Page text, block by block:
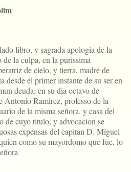
libro, y sagrada apologia de la
la culpa, en la purissima
de cielo, y tierra, madre de
desde el primer instante de su ser en
deuda; en su dia octavo de
Antonio Ramirez, professo de la
de la misma señora, y casa del
de cuyo titulo, y advocacion se
expensas del capitan D. Miguel
como su mayordomo que fue, lo